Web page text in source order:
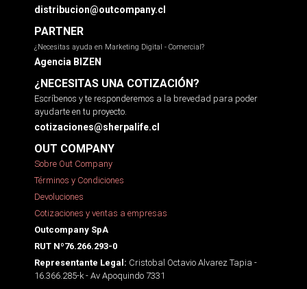
distribucion@outcompany.cl
PARTNER
¿Necesitas ayuda en Marketing Digital - Comercial?
Agencia BIZEN
¿NECESITAS UNA COTIZACIÓN?
Escríbenos y te responderemos a la brevedad para poder
ayudarte en tu proyecto.
cotizaciones@sherpalife.cl
OUT COMPANY
Sobre Out Company
Términos y Condiciones
Devoluciones
Cotizaciones y ventas a empresas
Outcompany SpA
RUT Nº76.266.293-0
Representante Legal: Cristobal Octavio Alvarez Tapia -
16.366.285-k - Av Apoquindo 7331